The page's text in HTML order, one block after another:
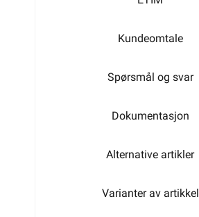
Kundeomtale
Spørsmål og svar
Dokumentasjon
Alternative artikler
Varianter av artikkel